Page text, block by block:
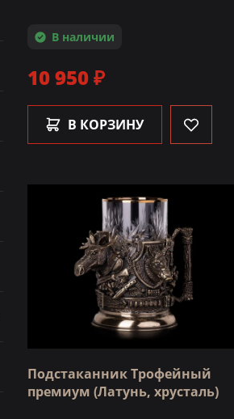
В наличии
10 950 ₽
В КОРЗИНУ
Подстаканник Трофейный
премиум (Латунь, хрусталь)